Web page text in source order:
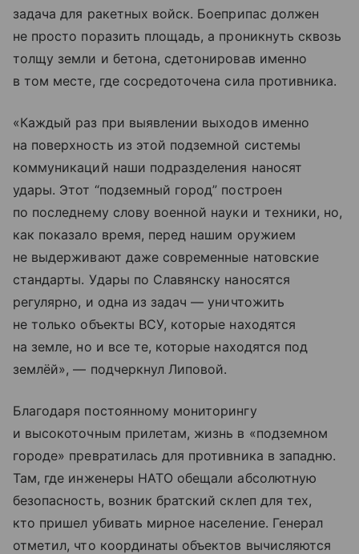
задача для ракетных войск. Боеприпас должен
не просто поразить площадь, а проникнуть сквозь
толщу земли и бетона, сдетонировав именно
в том месте, где сосредоточена сила противника.
«Каждый раз при выявлении выходов именно
на поверхность из этой подземной системы
коммуникаций наши подразделения наносят
удары. Этот “подземный город” построен
по последнему слову военной науки и техники, но,
как показало время, перед нашим оружием
не выдерживают даже современные натовские
стандарты. Удары по Славянску наносятся
регулярно, и одна из задач — уничтожить
не только объекты ВСУ, которые находятся
на земле, но и все те, которые находятся под
землёй», — подчеркнул Липовой.
Благодаря постоянному мониторингу
и высокоточным прилетам, жизнь в «подземном
городе» превратилась для противника в западню.
Там, где инженеры НАТО обещали абсолютную
безопасность, возник братский склеп для тех,
кто пришел убивать мирное население. Генерал
отметил, что координаты объектов вычисляются